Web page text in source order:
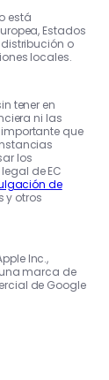
está
Estados
o
locales.
tener en
ni las
que
los
de EC
de
y otros
Inc.,
una marca de
de Google